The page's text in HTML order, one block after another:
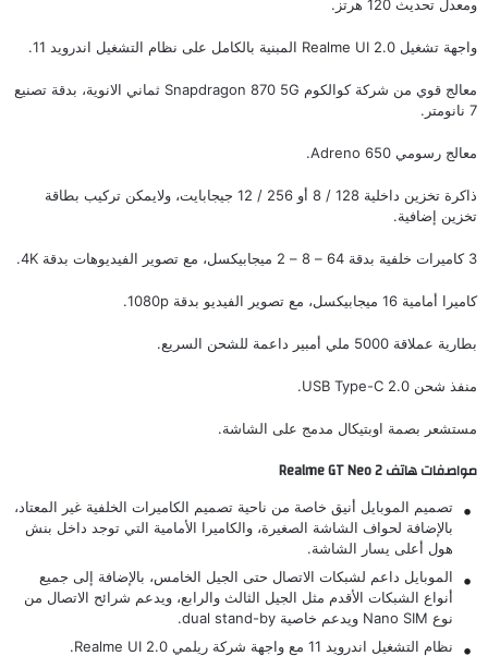
ومعدل تحديث 120 هرتز.
واجهة تشغيل Realme UI 2.0 المبنية بالكامل على نظام التشغيل اندرويد 11.
معالج قوي من شركة كوالكوم Snapdragon 870 5G ثماني الانوية، بدقة تصنيع
7 نانومتر.
معالج رسومي Adreno 650.
ذاكرة تخزين داخلية 128 / 8 أو 256 / 12 جيجابايت، ولايمكن تركيب بطاقة
تخزين إضافية.
3 كاميرات خلفية بدقة 64 – 8 – 2 ميجابيكسل، مع تصوير الفيديوهات بدقة 4K.
كاميرا أمامية 16 ميجابيكسل، مع تصوير الفيديو بدقة 1080p.
بطارية عملاقة 5000 ملي أمبير داعمة للشحن السريع.
منفذ شحن USB Type-C 2.0.
مستشعر بصمة اوبتيكال مدمج على الشاشة.
مواصفات هاتف Realme GT Neo 2
تصميم الموبايل أنيق خاصة من ناحية تصميم الكاميرات الخلفية غير المعتاد،
بالإضافة لحواف الشاشة الصغيرة، والكاميرا الأمامية التي توجد داخل بنش
هول أعلى يسار الشاشة.
الموبايل داعم لشبكات الاتصال حتى الجيل الخامس، بالإضافة إلى جميع
أنواع الشبكات الأقدم مثل الجيل الثالث والرابع، ويدعم شرائح الاتصال من
نوع Nano SIM ويدعم خاصية dual stand-by.
نظام التشغيل اندرويد 11 مع واجهة شركة ريلمي Realme UI 2.0.